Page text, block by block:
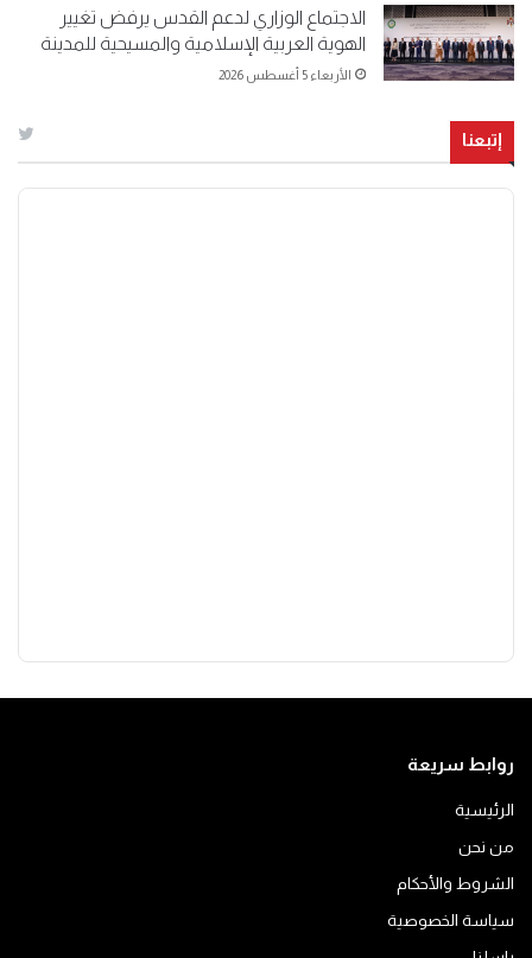
الاجتماع الوزاري لدعم القدس يرفض تغيير
الهوية العربية الإسلامية والمسيحية للمدينة
الأربعاء 5 أغسطس 2026
إتبعنا
روابط سريعة
الرئيسية
من نحن
الشروط والأحكام
سياسة الخصوصية